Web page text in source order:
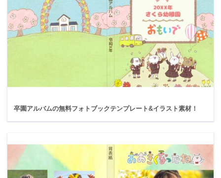
卒園アルバムの無料フォトブックテンプレート&イラスト素材！